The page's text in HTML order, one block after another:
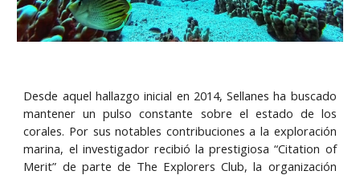
Desde aquel hallazgo inicial en 2014, Sellanes ha buscado
mantener un pulso constante sobre el estado de los
corales. Por sus notables contribuciones a la exploración
marina, el investigador recibió la prestigiosa “Citation of
Merit” de parte de The Explorers Club, la organización